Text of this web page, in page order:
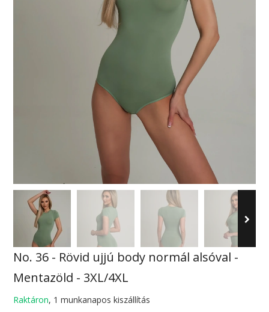
No. 36 - Rövid ujjú body normál alsóval -
Mentazöld - 3XL/4XL
Raktáron, 1 munkanapos kiszállítás